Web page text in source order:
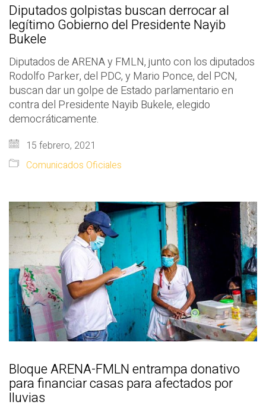
Diputados golpistas buscan derrocar al
legítimo Gobierno del Presidente Nayib
Bukele
Diputados de ARENA y FMLN, junto con los diputados
Rodolfo Parker, del PDC, y Mario Ponce, del PCN,
buscan dar un golpe de Estado parlamentario en
contra del Presidente Nayib Bukele, elegido
democráticamente.
15 febrero, 2021
Comunicados Oficiales
Bloque ARENA-FMLN entrampa donativo
para financiar casas para afectados por
lluvias